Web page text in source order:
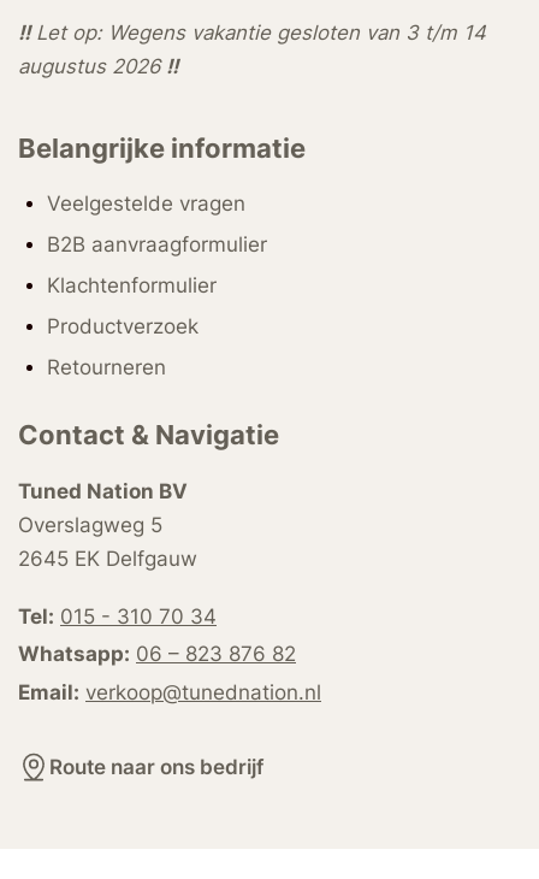
!!Let op: Wegens vakantie gesloten van 3 t/m 14
augustus 2026 !!
Belangrijke informatie
Veelgestelde vragen
B2B aanvraagformulier
Klachtenformulier
Productverzoek
Retourneren
Contact & Navigatie
Tuned Nation BV
Overslagweg 5
2645 EK Delfgauw
Tel: 015 - 310 70 34
Whatsapp: 06 – 823 876 82
Email: verkoop@tunednation.nl
Route naar ons bedrijf